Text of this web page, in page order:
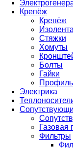
Крепёж
Крепёж
Изолента
Стяжки
Хомуты
Болты
Гайки
Профиль
Электрика
Газовая
Фильтры